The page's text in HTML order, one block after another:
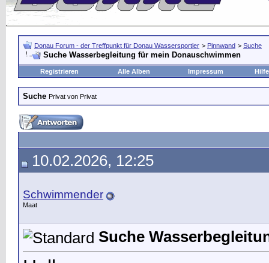
Donau Forum - der Treffpunkt für Donau Wassersportler > Pinnwand > Suche
Suche Wasserbegleitung für mein Donauschwimmen
Registrieren Alle Alben Impressum Hilfe
Suche Privat von Privat
10.02.2026, 12:25
Schwimmender
Maat
Suche